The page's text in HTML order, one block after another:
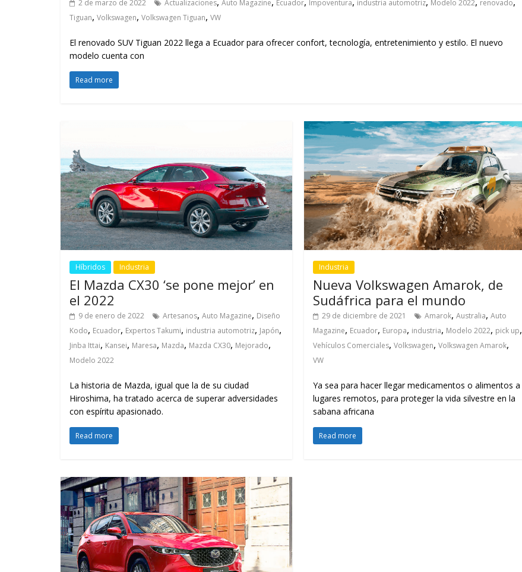
2 de marzo de 2022 Actualizaciones Auto Magazine Ecuador Impoventura industria automotriz Modelo 2022 renovado
Tiguan, Volkswagen, Volkswagen Tiguan, VW
El renovado SUV Tiguan 2022 llega a Ecuador para ofrecer confort, tecnología, entretenimiento y estilo. El nuevo
modelo cuenta con
Read more
Híbridos Industria
El Mazda CX30 ‘se pone mejor’ en
el 2022
9 de enero de 2022 Artesanos, Auto Magazine, Diseño
Kodo, Ecuador, Expertos Takumi, industria automotriz, Japón,
Jinba Ittai, Kansei, Maresa, Mazda, Mazda CX30, Mejorado,
Modelo 2022
La historia de Mazda, igual que la de su ciudad
Hiroshima, ha tratado acerca de superar adversidades
con espíritu apasionado.
Read more
Industria
Nueva Volkswagen Amarok, de
Sudáfrica para el mundo
29 de diciembre de 2021 Amarok,Australia,Auto
Magazine, Ecuador, Europa, industria, Modelo 2022, pick up,
Vehículos Comerciales,Volkswagen,Volkswagen Amarok,
VW
Ya sea para hacer llegar medicamentos o alimentos a
lugares remotos, para proteger la vida silvestre en la
sabana africana
Read more